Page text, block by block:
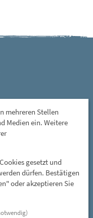
13 - 17 Uhr
bis 31. März
mehreren Stellen
Medien ein. Weitere
gesetzt und
dürfen. Bestätigen
oder akzeptieren Sie